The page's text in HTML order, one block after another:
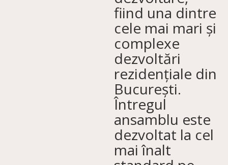
fiind una dintre
cele mai mari și
complexe
dezvoltări
rezidențiale din
București.
Întregul
ansamblu este
dezvoltat la cel
mai înalt